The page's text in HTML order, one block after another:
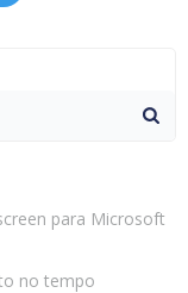
para Microsoft
no tempo